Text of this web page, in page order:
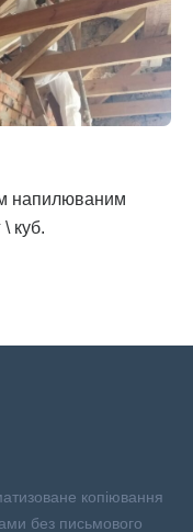
напилюваним
\ куб.
копіювання
без письмового